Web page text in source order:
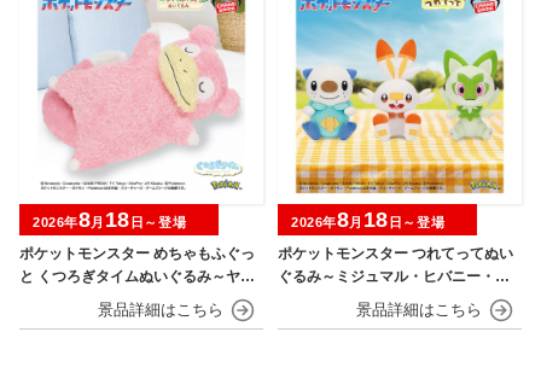
ポケットモンスター めちゃもふぐっ
と くつろぎタイムぬいぐるみ～ヤド
2026年8月 18 日～登場
ポケットモンスター つれてってぬい
ぐるみ～ミジュマル・ヒバニー・ニ
2026年8月 18 日～登場